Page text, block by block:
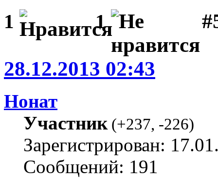
1 1
28.12.2013 02:43
Нонат
Участник(+237, -226)
Зарегистрирован:
Сообщений: 191